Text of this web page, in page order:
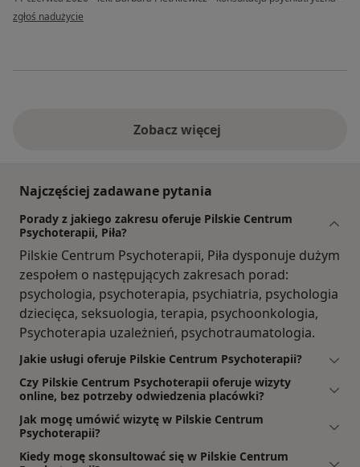
w opinii użytkownika A
zgłoś nadużycie
Zobacz więcej
Najczęściej zadawane pytania
Porady z jakiego zakresu oferuje Pilskie Centrum
Psychoterapii, Piła?
Pilskie Centrum Psychoterapii, Piła dysponuje dużym
zespołem o następujących zakresach porad:
psychologia, psychoterapia, psychiatria, psychologia
dziecięca, seksuologia, terapia, psychoonkologia,
Psychoterapia uzależnień, psychotraumatologia.
Jakie usługi oferuje Pilskie Centrum Psychoterapii?
Czy Pilskie Centrum Psychoterapii oferuje wizyty
online, bez potrzeby odwiedzenia placówki?
Jak mogę umówić wizytę w Pilskie Centrum
Psychoterapii?
Kiedy mogę skonsultować się w Pilskie Centrum